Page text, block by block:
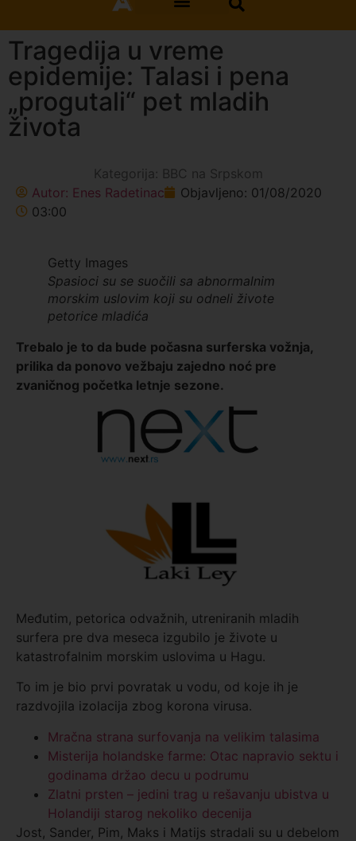
Tragedija u vreme
epidemije: Talasi i pena
„progutali“ pet mladih
života
Kategorija: BBC na Srpskom
Autor: Enes Radetinac Objavljeno: 01/08/2020
03:00
Getty Images
Spasioci su se suočili sa abnormalnim
morskim uslovim koji su odneli živote
petorice mladića
Trebalo je to da bude počasna surferska vožnja,
prilika da ponovo vežbaju zajedno noć pre
zvaničnog početka letnje sezone.
Međutim, petorica odvažnih, utreniranih mladih
surfera pre dva meseca izgubilo je živote u
katastrofalnim morskim uslovima u Hagu.
To im je bio prvi povratak u vodu, od koje ih je
razdvojila izolacija zbog korona virusa.
Mračna strana surfovanja na velikim talasima
Misterija holandske farme: Otac napravio sektu i
godinama držao decu u podrumu
Zlatni prsten – jedini trag u rešavanju ubistva u
Holandiji starog nekoliko decenija
Jost, Sander, Pim, Maks i Matijs stradali su u debelom